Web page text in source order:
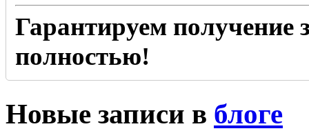
Гарантируем получение
полностью!
Новые записи в блоге